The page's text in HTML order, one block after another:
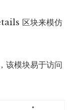
区块来模仿
该模块易于访问